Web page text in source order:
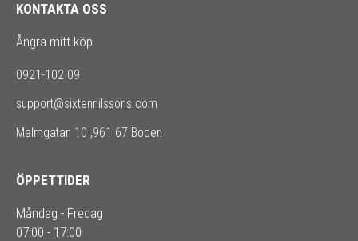
KONTAKTA OSS
Ångra mitt köp
0921-102 09
support@sixtennilssons.com
Malmgatan 10 ,961 67 Boden
ÖPPETTIDER
Måndag - Fredag
07:00 - 17:00